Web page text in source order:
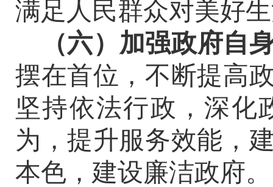
满足人民群众对美好
（六）加强政府自
摆在首位 ，不断提高
坚持依法行政，深化
为，提升服务效能，
本色，建设廉洁政府。